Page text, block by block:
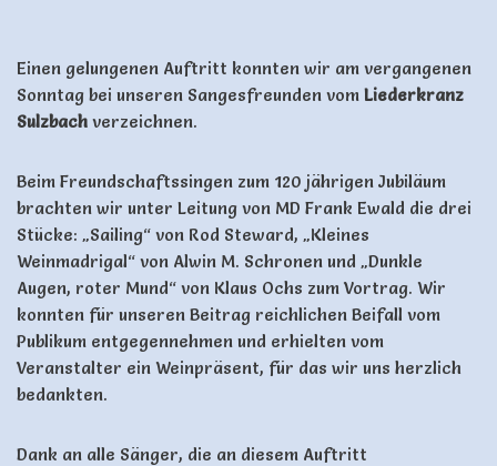
Einen gelungenen Auftritt konnten wir am vergangenen
Sonntag bei unseren Sangesfreunden vom Liederkranz
Sulzbach verzeichnen.
Beim Freundschaftssingen zum 120 jährigen Jubiläum
brachten wir unter Leitung von MD Frank Ewald die drei
Stücke: „Sailing“ von Rod Steward, „Kleines
Weinmadrigal“ von Alwin M. Schronen und „Dunkle
Augen, roter Mund“ von Klaus Ochs zum Vortrag. Wir
konnten für unseren Beitrag reichlichen Beifall vom
Publikum entgegennehmen und erhielten vom
Veranstalter ein Weinpräsent, für das wir uns herzlich
bedankten.
Dank an alle Sänger, die an diesem Auftritt